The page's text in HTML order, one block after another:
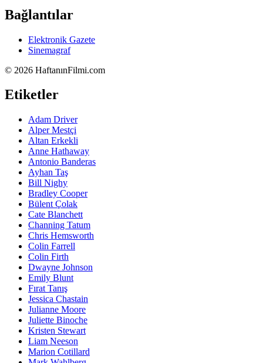
Bağlantılar
Elektronik Gazete
Sinemagraf
© 2026 HaftanınFilmi.com
Etiketler
Adam Driver
Alper Mestçi
Altan Erkekli
Anne Hathaway
Antonio Banderas
Ayhan Taş
Bill Nighy
Bradley Cooper
Bülent Çolak
Cate Blanchett
Channing Tatum
Chris Hemsworth
Colin Farrell
Colin Firth
Dwayne Johnson
Emily Blunt
Fırat Tanış
Jessica Chastain
Julianne Moore
Juliette Binoche
Kristen Stewart
Liam Neeson
Marion Cotillard